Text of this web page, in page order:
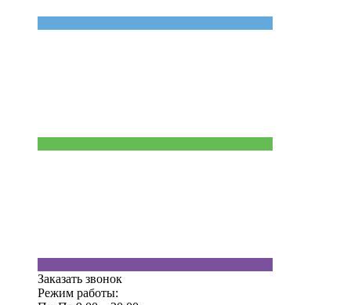
Заказать звонок
Режим работы: